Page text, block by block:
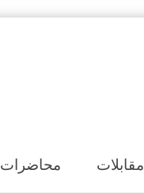
محاضرات مقابلات